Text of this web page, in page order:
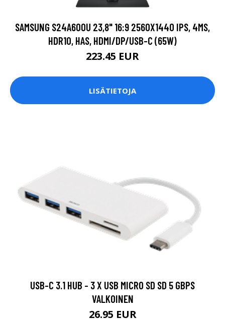
SAMSUNG S24A600U 23,8" 16:9 2560X1440 IPS, 4MS,
HDR10, HAS, HDMI/DP/USB-C (65W)
223.45 EUR
LISÄTIETOJA
USB-C 3.1 HUB - 3 X USB MICRO SD SD 5 GBPS
VALKOINEN
26.95 EUR